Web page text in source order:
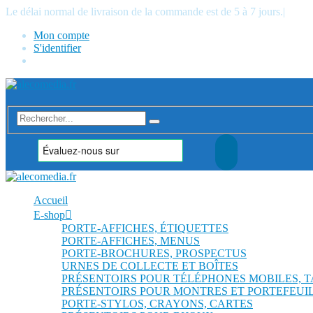
Le délai normal de livraison de la commande est de 5 à 7 jours.|
Mon compte
S'identifier
Accueil
E-shop
PORTE-AFFICHES, ÉTIQUETTES
PORTE-AFFICHES, MENUS
PORTE-BROCHURES, PROSPECTUS
URNES DE COLLECTE ET BOÎTES
PRÉSENTOIRS POUR TÉLÉPHONES MOBILES,
PRÉSENTOIRS POUR MONTRES ET
PORTE-STYLOS, CRAYONS, CARTES